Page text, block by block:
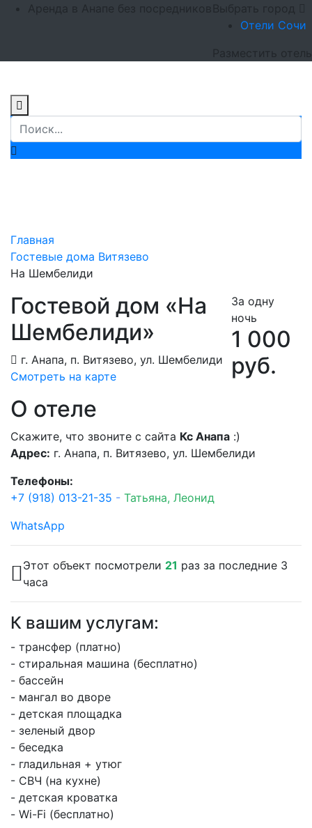
Аренда в Анапе без посредников
Выбрать город
Отели Сочи
Разместить отель
Главная
Гостевые дома Витязево
На Шембелиди
Гостевой дом «На
Шембелиди»
г. Анапа, п. Витязево, ул. Шембелиди
Смотреть на карте
За одну
ночь
1 000
руб.
О отеле
Скажите, что звоните с сайта Кс Анапа :)
Адрес: г. Анапа, п. Витязево, ул. Шембелиди
Телефоны:
+7 (918) 013-21-35 - Татьяна, Леонид
WhatsApp
Этот объект посмотрели 21 раз за последние 3
часа
К вашим услугам:
- трансфер (платно)
- стиральная машина (бесплатно)
- бассейн
- мангал во дворе
- детская площадка
- зеленый двор
- беседка
- гладильная + утюг
- СВЧ (на кухне)
- детская кроватка
- Wi-Fi (бесплатно)